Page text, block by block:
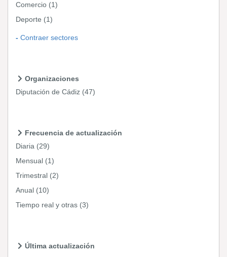
Comercio (1)
Deporte (1)
Contraer sectores
Organizaciones
Diputación de Cádiz (47)
Frecuencia de actualización
Diaria (29)
Mensual (1)
Trimestral (2)
Anual (10)
Tiempo real y otras (3)
Última actualización